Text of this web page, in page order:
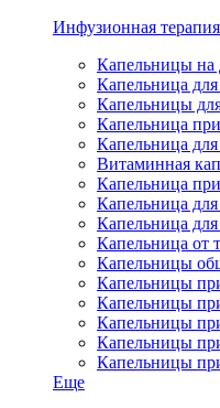
Инфузионная терапия
Капельницы на
Капельница
Капельницы
Капельница
Капельница для
Витаминная
Капельница
Капельница
Капельница для
Капельница от
Капельницы
Капельницы
Капельницы
Капельницы
Капельницы
Капельницы
Еще